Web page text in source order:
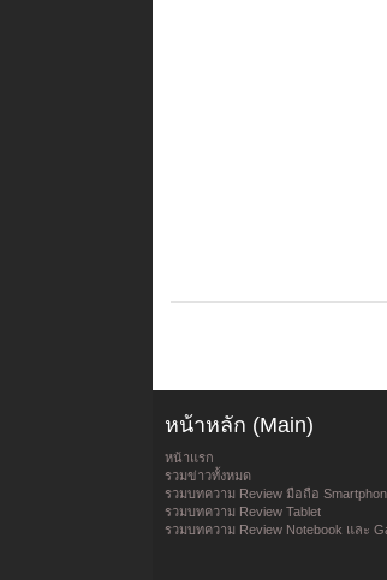
หน้าหลัก (Main)
หน้าแรก
รวมข่าวทั้งหมด
รวมบทความ Review มือถือ
รวมบทความ Review Tablet
รวมบทความ Review Notebook และ